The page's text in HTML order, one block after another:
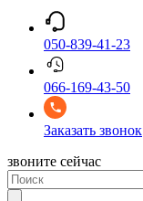
050-839-41-23
066-169-43-50
Заказать звонок
звоните сейчас